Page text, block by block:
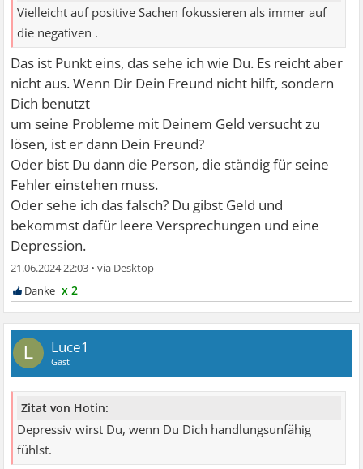
Vielleicht auf positive Sachen fokussieren als immer auf
die negativen .
Das ist Punkt eins, das sehe ich wie Du. Es reicht aber
nicht aus. Wenn Dir Dein Freund nicht hilft, sondern
Dich benutzt
um seine Probleme mit Deinem Geld versucht zu
lösen, ist er dann Dein Freund?
Oder bist Du dann die Person, die ständig für seine
Fehler einstehen muss.
Oder sehe ich das falsch? Du gibst Geld und
bekommst dafür leere Versprechungen und eine
Depression.
21.06.2024 22:03 •
x 2
L Luce1
Gast
Zitat von Hotin:
Depressiv wirst Du, wenn Du Dich handlungsunfähig
fühlst.